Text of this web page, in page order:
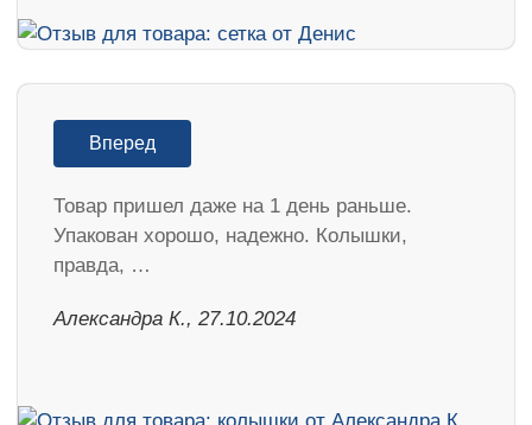
Вперед
Товар пришел даже на 1 день раньше.
Упакован хорошо, надежно. Колышки,
правда, …
Александра К., 27.10.2024